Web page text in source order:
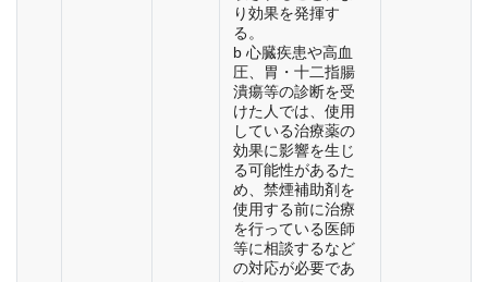
り効果を発揮す
る。
b 心臓疾患や高血
圧、胃・十二指腸
潰瘍等の診断を受
けた人では、使用
している治療薬の
効果に影響を生じ
る可能性があるた
め、禁煙補助剤を
使用する前に治療
を行っている医師
等に相談するなど
の対応が必要であ